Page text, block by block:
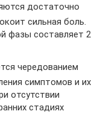
достаточно
сильная боль.
фазы составляет 2
чередованием
симптомов и их
отсутствии
стадиях